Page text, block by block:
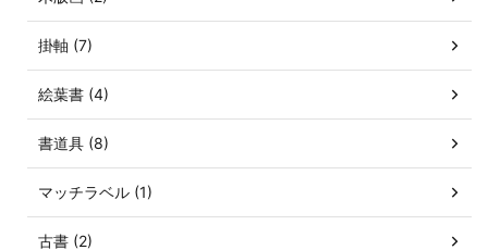
掛軸 (7)
絵葉書 (4)
書道具 (8)
マッチラベル (1)
古書 (2)